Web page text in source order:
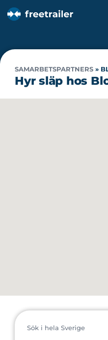
SAMARBETSPARTNERS »
Hyr släp hos
Sök i hela Sverige